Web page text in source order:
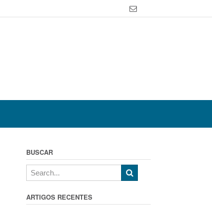
BUSCAR
ARTIGOS RECENTES